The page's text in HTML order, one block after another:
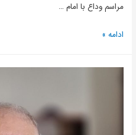
مراسم وداع با امام …
ادامه »